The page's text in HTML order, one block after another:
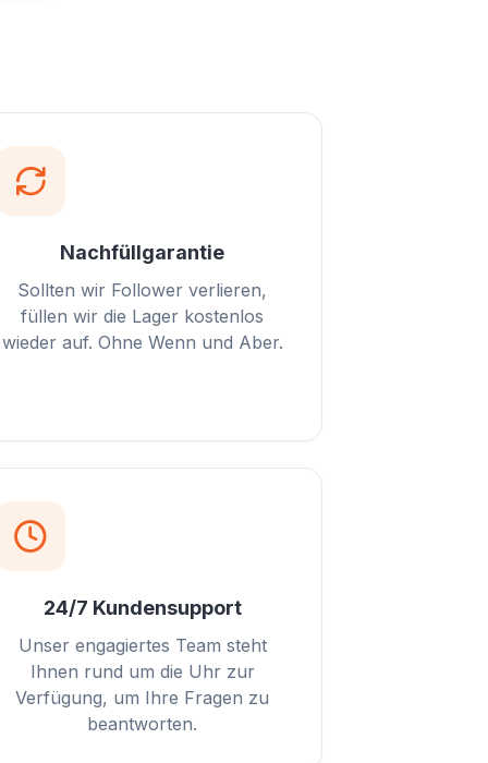
Nachfüllgarantie
Sollten wir Follower verlieren,
füllen wir die Lager kostenlos
wieder auf. Ohne Wenn und Aber.
24/7 Kundensupport
Unser engagiertes Team steht
Ihnen rund um die Uhr zur
Verfügung, um Ihre Fragen zu
beantworten.